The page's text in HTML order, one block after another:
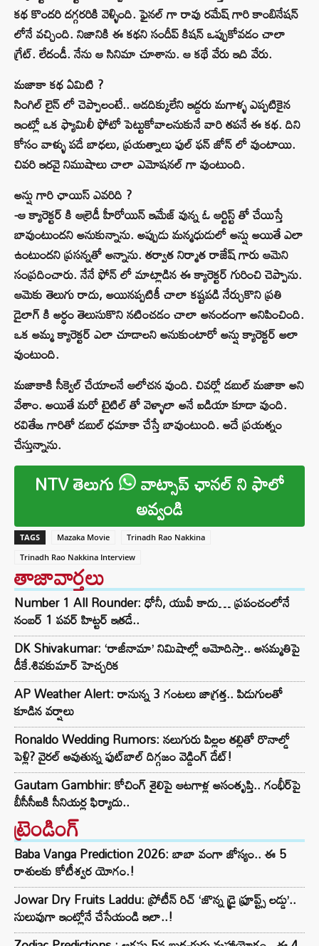
కథ కొందరి దగ్గరరికి వెళ్ళింది. ఫైనల్ గా రావు రమేష్ గారి కాంబినేషన్
లోనే వచ్చింది. నిజానికి ఈ కథని సందీప్ కిషన్ ఒప్పుకోవడం చాలా
గ్రేట్. లేదండీ. నేను ఆ సినిమా చూశాను. ఆ కథే వేరు ఇది వేరు.
మజాకా కథ ఏమిటి ?
సింగిల్ లైన్ లో చెప్పాలంటే.. ఆడదిక్కులేని ఇద్దరు మగాళ్ళ ఎప్పటికైన
ఇంట్లో ఒక ఫ్యామిలీ ఫోటో పెట్టుకోవాలనుకునే వారి తపనే ఈ కథ. దిని
కోసం వాళ్ళు పడే బాధలు, ప్రయత్నాలు ఫుల్ ఫన్ జోన్ లో వుంటాయి.
చివరి ఇరవై నిముషాలు చాలా ఎమోషనల్ గా వుంటుంది.
అన్షు గారి ఛాయిస్ ఎవరిది ?
-ఆ క్యారెక్టర్ కి ఆల్రెడీ హీరోయిన్ ఇమేజ్ వున్న ఓ ఆర్టిస్ట్ తో చేయిస్తే
బావుంటుందని అనుకున్నాను. అప్పుడు మన్మధుడులో అన్షు అయితే ఎలా
ఉంటుందని ప్రసన్నతో అన్నాను. తర్వాత నిర్మాత రాజేష్ గారు ఆమెని
సంప్రదించారు. నేనే ఫోన్ లో మాట్లాడిన ఈ క్యారెక్టర్ గురించి చెప్పాను.
ఆమెకు తెలుగు రాదు, అయినప్పటికీ చాలా కష్టపడి నేర్చుకొని ప్రతి
డైలాగ్ కి అర్ధం తెలుసుకొని నటించడం చాలా అనందంగా అనిపించింది.
ఒక అమ్మ క్యారెక్టర్ ఎలా చూడాలని అనుకుంటారో అన్షు క్యారెక్టర్ అలా
వుంటుంది.
మజాకాకి సీక్వెల్ చేయాలనే ఆలోచన వుంది. చివర్లో డబుల్ మజాకా అని
వేశాం. అయితే మరో టైటిల్ తో వెళ్ళాలా అనే ఐడియా కూడా వుంది.
రవితేజ గారితో డబుల్ ధమాకా చేస్తే బావుంటుంది. అదే ప్రయత్నం
చేస్తున్నాను.
NTV తెలుగు వాట్సాప్ ఛానల్ ని ఫాలో
అవ్వండి
TAGS Mazaka Movie
Trinadh Rao Nakkina
Trinadh Rao Nakkina Interview
తాజావార్తలు
Number 1 All Rounder: ధోనీ, యువీ కాదు… ప్రపంచంలోనే
నంబర్ 1 పవర్ హిట్టర్ ఇతడే..
DK Shivakumar: ‘రాజీనామా’ నిమిషాల్లో ఆమోదిస్తా.. అసమ్మతిపై
డీకే.శివకుమార్ హెచ్చరిక
AP Weather Alert: రానున్న 3 గంటలు జాగ్రత్త.. పిడుగులతో
కూడిన వర్షాలు
Ronaldo Wedding Rumors: నలుగురు పిల్లల తల్లితో రొనాల్డో
పెళ్లి? వైరల్ అవుతున్న ఫుట్‌బాల్ దిగ్గజం వెడ్డింగ్ డేట్!
Gautam Gambhir: కోచింగ్ శైలిపై ఆటగాళ్ల అసంతృప్తి.. గంభీర్‌పై
బీసీసీఐకి సీనియర్ల ఫిర్యాదు..
ట్రెండింగ్‌
Baba Vanga Prediction 2026: బాబా వంగా జోస్యం.. ఈ 5
రాశులకు కోటీశ్వర యోగం.!
Jowar Dry Fruits Laddu: ప్రోటీన్ రిచ్ ‘జొన్న డ్రై ఫ్రూప్ట్స్ లడ్డు’..
సులువుగా ఇంట్లోనే చేసేయండి ఇలా..!